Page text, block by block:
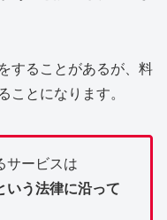
することがあるが、料
ことになります。
サービスは
いう法律に沿って